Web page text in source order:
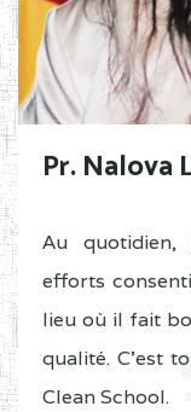
Pr. Nalova
Au quotidien,
efforts
lieu où il fait
qualité. C'est
Clean School.